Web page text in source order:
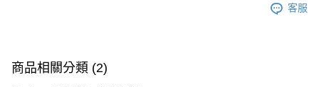
客服
商品相關分類 (2)